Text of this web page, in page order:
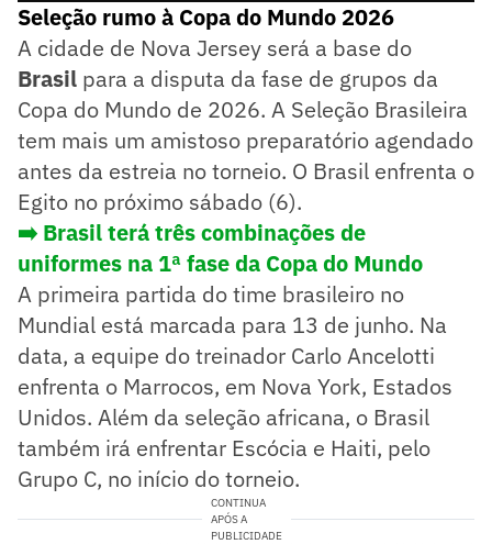
Seleção rumo à Copa do Mundo 2026
A cidade de Nova Jersey será a base do
Brasil para a disputa da fase de grupos da
Copa do Mundo de 2026. A Seleção Brasileira
tem mais um amistoso preparatório agendado
antes da estreia no torneio. O Brasil enfrenta o
Egito no próximo sábado (6).
➡️ Brasil terá três combinações de
uniformes na 1ª fase da Copa do Mundo
A primeira partida do time brasileiro no
Mundial está marcada para 13 de junho. Na
data, a equipe do treinador Carlo Ancelotti
enfrenta o Marrocos, em Nova York, Estados
Unidos. Além da seleção africana, o Brasil
também irá enfrentar Escócia e Haiti, pelo
Grupo C, no início do torneio.
CONTINUA
APÓS A
PUBLICIDADE